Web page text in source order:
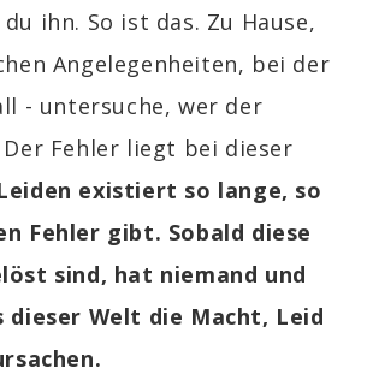
ihn. So ist das. Zu Hause,
Angelegenheiten, bei der
- untersuche, wer der
Fehler liegt bei dieser
existiert so lange, so
Fehler gibt. Sobald diese
sind, hat niemand und
dieser Welt die Macht, Leid